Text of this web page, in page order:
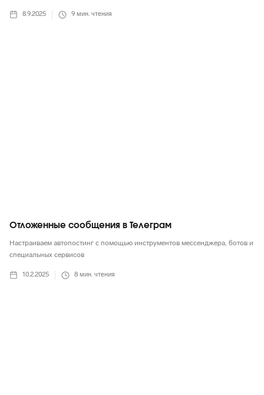
8.9.2025 9 мин. чтения
Отложенные сообщения в Телеграм
Настраиваем автопостинг с помощью инструментов мессенджера, ботов и
специальных сервисов
10.2.2025 8 мин. чтения